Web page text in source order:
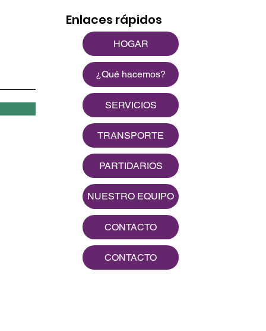
Enlaces rápidos
HOGAR
¿Qué hacemos?
SERVICIOS
TRANSPORTE
PARTIDARIOS
NUESTRO EQUIPO
CONTACTO
CONTACTO